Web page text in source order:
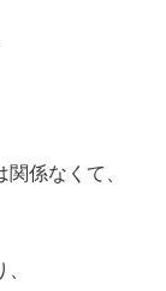
係なくて、